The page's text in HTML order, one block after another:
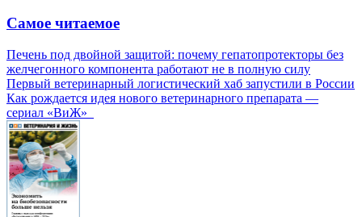
Самое читаемое
Печень под двойной защитой: почему гепатопротекторы без
желчегонного компонента работают не в полную силу
Первый ветеринарный логистический хаб запустили в России
Как рождается идея нового ветеринарного препарата —
сериал «ВиЖ»